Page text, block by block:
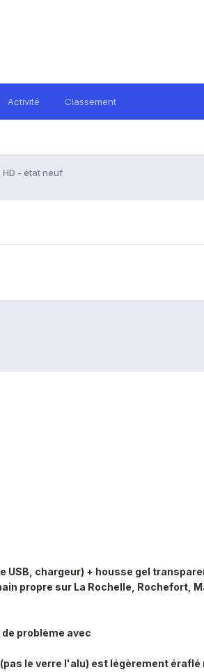
Activité Classement
HD - état neuf
USB, chargeur) + housse gel
propre sur La Rochelle, Rochefort,
problème avec
le verre l'alu) est légèrement